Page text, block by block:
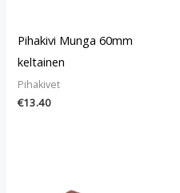
Pihakivi Munga 60mm
keltainen
Pihakivet
€13.40